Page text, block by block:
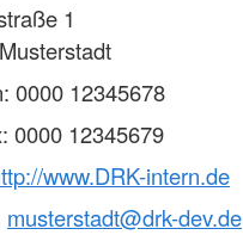
1
Musterstadt
0000 12345678
0000 12345679
www.DRK-intern.de
musterstadt@drk-dev.de